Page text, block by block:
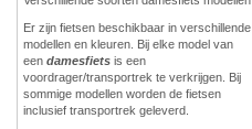
Er zijn fietsen beschikbaar in verschillende
modellen en kleuren. Bij elke model van
een damesfiets is een
voordrager/transportrek te verkrijgen. Bij
sommige modellen worden de fietsen
inclusief transportrek geleverd.